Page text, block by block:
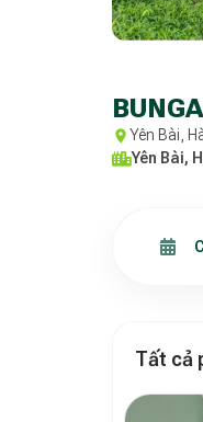
Yên Bài,
Yên Bài,
Tất cả